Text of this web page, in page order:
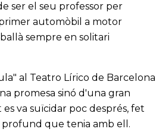
ser el seu professor per
automòbil a motor
sempre en solitari
al Teatro Lírico de Barcelona
promesa sinó d'una gran
va suïcidar poc després, fet
profund que tenia amb ell.